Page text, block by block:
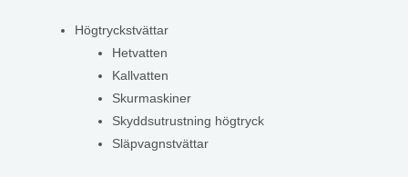
Högtryckstvättar
Hetvatten
Kallvatten
Skurmaskiner
Skyddsutrustning högtryck
Släpvagnstvättar